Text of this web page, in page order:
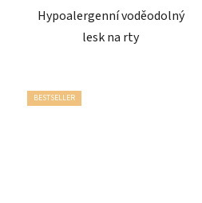
Hypoalergenní voděodolný
lesk na rty
BESTSELLER